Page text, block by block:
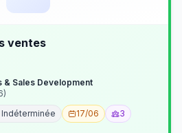
ventes
& Sales Development
Indéterminée
17/06 3